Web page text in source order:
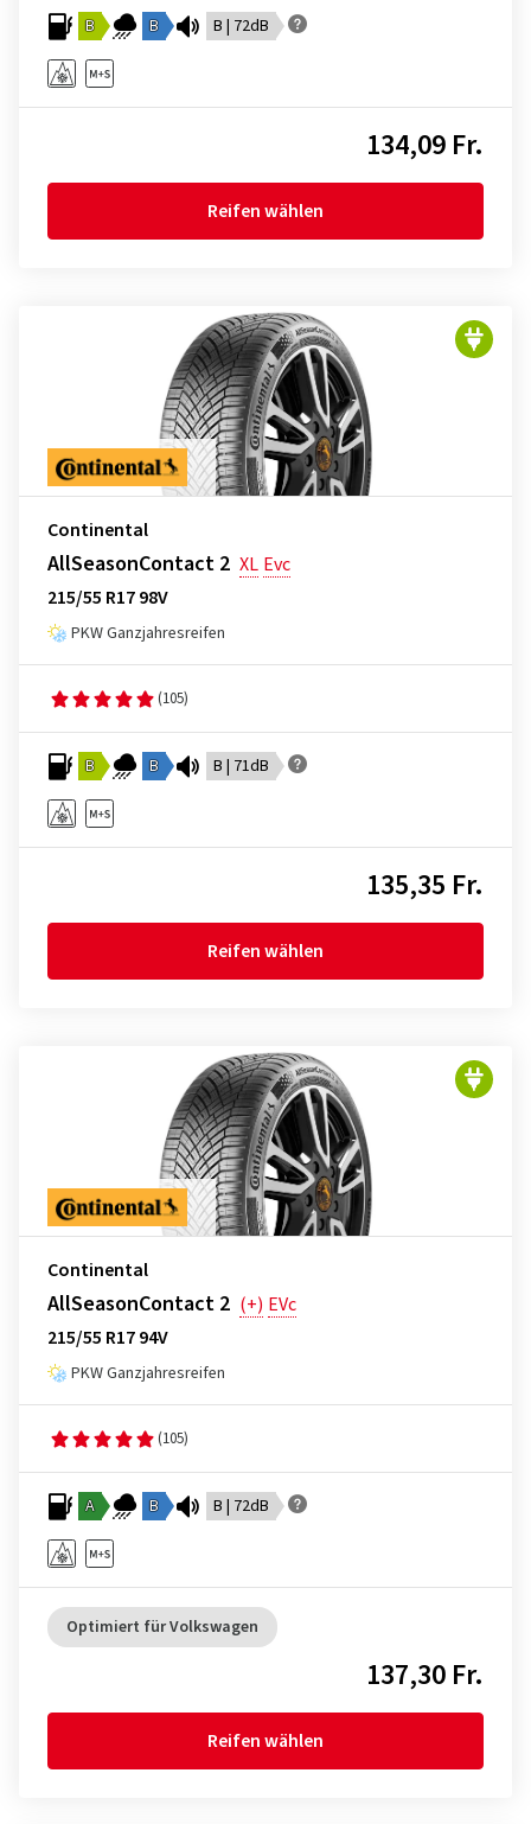
B B B | 72dB
134,09 Fr.
Reifen wählen
Continental
AllSeasonContact 2 XL Evc
215/55 R17 98V
PKW Ganzjahresreifen
(105)
B B B | 71dB
135,35 Fr.
Reifen wählen
Continental
AllSeasonContact 2 (+) EVc
215/55 R17 94V
PKW Ganzjahresreifen
(105)
A B B | 72dB
Optimiert für Volkswagen
137,30 Fr.
Reifen wählen